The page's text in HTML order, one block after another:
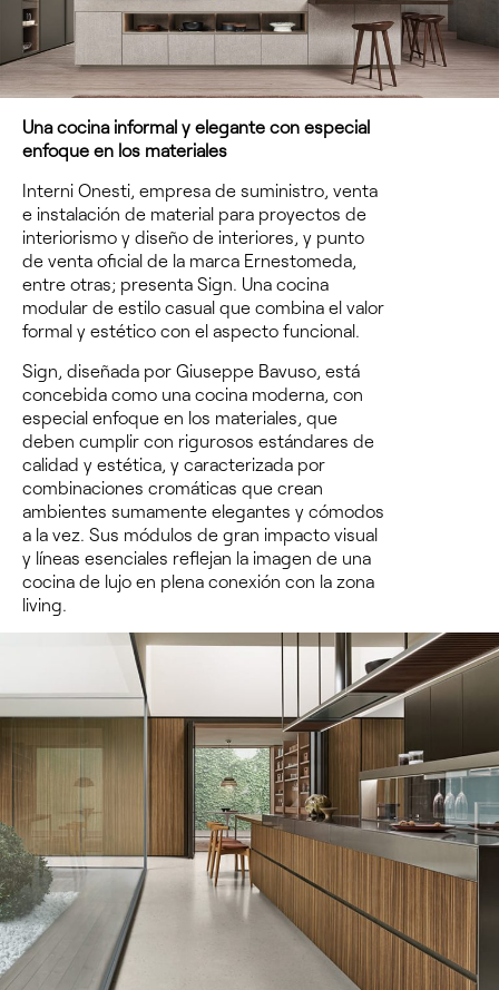
Una cocina informal y elegante con especial
enfoque en los materiales
Interni Onesti, empresa de suministro, venta
e instalación de material para proyectos de
interiorismo y diseño de interiores, y punto
de venta oficial de la marca Ernestomeda,
entre otras; presenta Sign. Una cocina
modular de estilo casual que combina el valor
formal y estético con el aspecto funcional.
Sign, diseñada por Giuseppe Bavuso, está
concebida como una cocina moderna, con
especial enfoque en los materiales, que
deben cumplir con rigurosos estándares de
calidad y estética, y caracterizada por
combinaciones cromáticas que crean
ambientes sumamente elegantes y cómodos
a la vez. Sus módulos de gran impacto visual
y líneas esenciales reflejan la imagen de una
cocina de lujo en plena conexión con la zona
living.